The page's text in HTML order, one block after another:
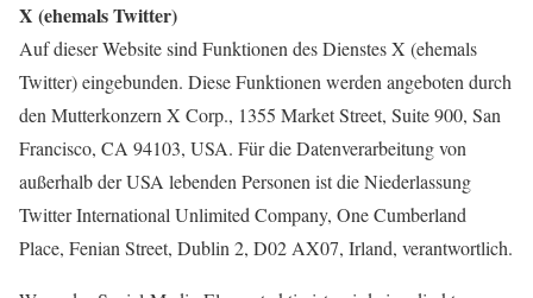
X (ehemals Twitter)
Auf dieser Website sind Funktionen des Dienstes X (ehemals
Twitter) eingebunden. Diese Funktionen werden angeboten durch
den Mutterkonzern X Corp., 1355 Market Street, Suite 900, San
Francisco, CA 94103, USA. Für die Datenverarbeitung von
außerhalb der USA lebenden Personen ist die Niederlassung
Twitter International Unlimited Company, One Cumberland
Place, Fenian Street, Dublin 2, D02 AX07, Irland, verantwortlich.